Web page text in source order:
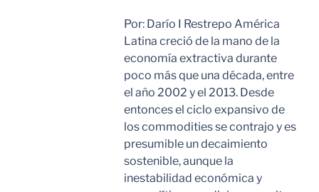
Por: Darío I Restrepo América
Latina creció de la mano de la
economía extractiva durante
poco más que una década, entre
el año 2002 y el 2013. Desde
entonces el ciclo expansivo de
los commodities se contrajo y es
presumible un decaimiento
sostenible, aunque la
inestabilidad económica y